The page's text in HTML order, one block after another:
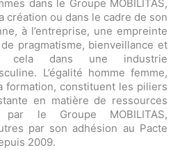
dans le Groupe MOBILITAS,
création ou dans le cadre de son
à l’entreprise, une empreinte
pragmatisme, bienveillance et
dans une industrie
L’égalité homme femme,
formation, constituent les piliers
en matière de ressources
par le Groupe MOBILITAS,
par son adhésion au Pacte
2009.